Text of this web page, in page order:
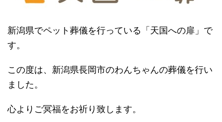
新潟県でペット葬儀を行っている「天国への扉」で
す。
この度は、新潟県長岡市のわんちゃんの葬儀を行い
ました。
心よりご冥福をお祈り致します。